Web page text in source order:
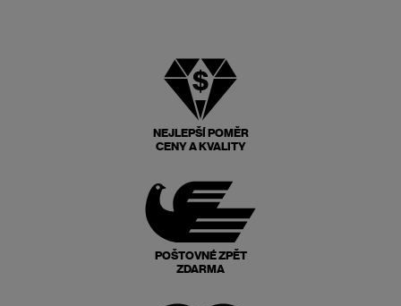
NEJLEPŠÍ POMĚR
CENY A KVALITY
POŠTOVNÉ ZPĚT
ZDARMA